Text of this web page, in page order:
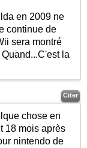
en 2009 ne
continue de
sera montré
la
Citer
chose en
18 mois après
nintendo de